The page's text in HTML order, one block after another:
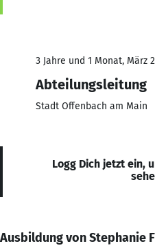
3 Jahre und 1 Monat, März
Abteilungsleitung
Stadt Offenbach am Main
Logg Dich jetzt ein,
Ausbildung von Stephanie